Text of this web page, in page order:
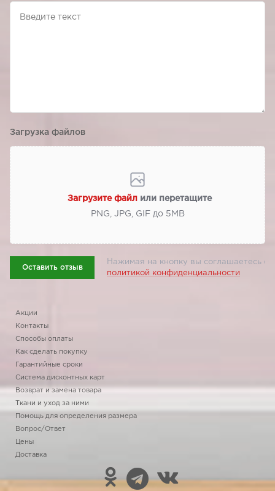
Загрузка файлов
Загрузите файл или перетащите
PNG, JPG, GIF до 5МВ
Оставить отзыв
Нажимая на кнопку вы соглашаетесь с
политикой конфиденциальности
Акции
Контакты
Способы оплаты
Как сделать покупку
Гарантийные сроки
Система дисконтных карт
Возврат и замена товара
Ткани и уход за ними
Помощь для определения размера
Вопрос/Ответ
Цены
Доставка